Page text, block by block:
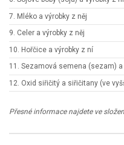
7. Mléko a výrobky z něj
9. Celer a výrobky z něj
10. Hořčice a výrobky z ní
11. Sezamová semena (sezam) a
12. Oxid siřičitý a siřičitany (ve
Přesné informace najdete ve